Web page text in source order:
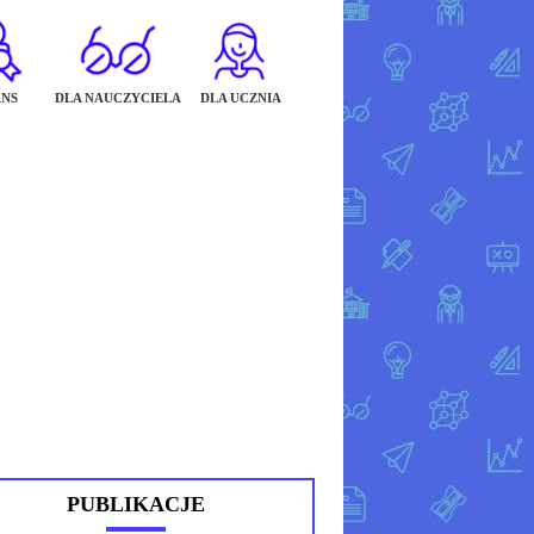
DLA NAUCZYCIELA DLA UCZNIA
PUBLIKACJE